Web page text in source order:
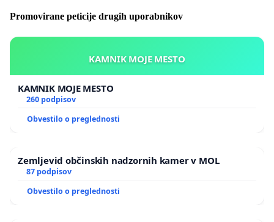
Promovirane peticije drugih uporabnikov
KAMNIK MOJE MESTO
KAMNIK MOJE MESTO
260 podpisov
Obvestilo o preglednosti
Zemljevid občinskih nadzornih kamer v MOL
87 podpisov
Obvestilo o preglednosti